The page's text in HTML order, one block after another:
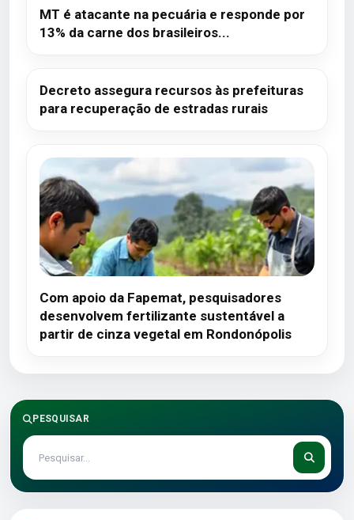
MT é atacante na pecuária e responde por
13% da carne dos brasileiros...
Decreto assegura recursos às prefeituras
para recuperação de estradas rurais
Com apoio da Fapemat, pesquisadores
desenvolvem fertilizante sustentável a
partir de cinza vegetal em Rondonópolis
PESQUISAR